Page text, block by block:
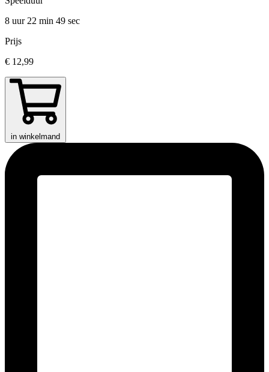
8 uur 22 min 49 sec
Prijs
€ 12,99
in winkelmand